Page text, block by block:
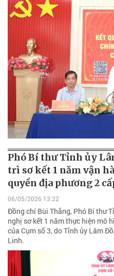
Phó Bí thư Tỉnh ủy
trì sơ kết 1 năm vận
quyền địa phương 2
06/05/2026 13:22
Đồng chí Bùi Thắng, Phó Bí thư
nghị sơ kết 1 năm thực hiện mô
của Cụm số 3, do Tỉnh ủy Lâm
Linh.